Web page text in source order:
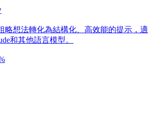
略想法轉化為結構化、高效能的提示，適
和其他語言模型。